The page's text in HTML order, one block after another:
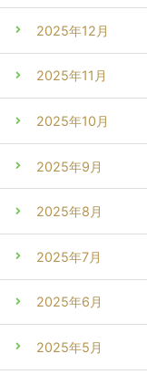
2025年12月
2025年11月
2025年10月
2025年9月
2025年8月
2025年7月
2025年6月
2025年5月